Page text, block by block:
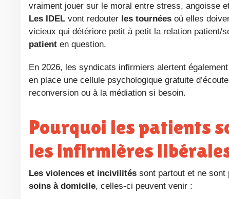
vraiment jouer sur le moral entre stress, angoisse
Les IDEL vont redouter les tournées où elles
vicieux qui détériore petit à petit la relation patient/
patient en question.
En 2026, les syndicats infirmiers alertent également sur les risques accrus de burn-out dans ces situations. L’URPS a mis
en place une cellule psychologique gratuite
reconversion ou à la médiation si besoin.
Pourquoi les patients sont agressifs ou violents envers
les infirmières
Les violences et incivilités sont partout et ne
soins à domicile, celles-ci peuvent venir :